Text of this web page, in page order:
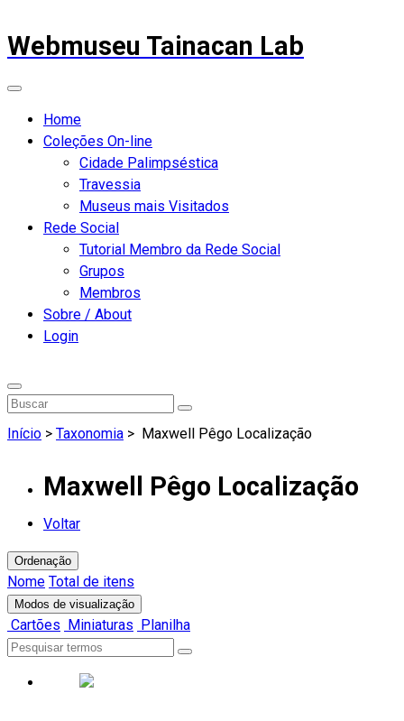
Webmuseu Tainacan Lab
Home
Coleções On-line
Cidade Palimpséstica
Travessia
Museus mais Visitados
Rede Social
Tutorial Membro da Rede Social
Grupos
Membros
Sobre / About
Login
Início > Taxonomia > Maxwell Pêgo Localização
Maxwell Pêgo Localização
Voltar
Ordenação
Nome Total de itens
Modos de visualização
Cartões Miniaturas Planilha